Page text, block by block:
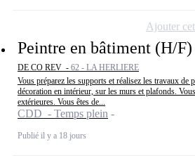
Peintre en bâtiment (H/F)
DE CO REV - 62 - LA HERLIERE
Vous préparez les supports et réalisez les travaux de
décoration en intérieur, sur les murs et plafonds.
extérieures. Vous êtes de...
CDD - Temps plein
Publié il y a 18 jours
Ajouter